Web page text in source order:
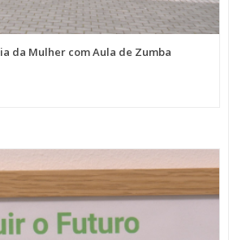
da Mulher com Aula de Zumba